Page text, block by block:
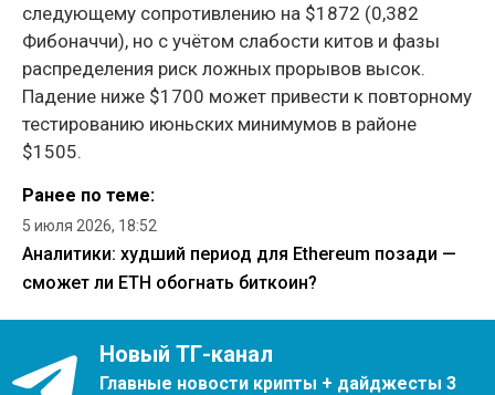
следующему сопротивлению на $1872 (0,382
Фибоначчи), но с учётом слабости китов и фазы
распределения риск ложных прорывов высок.
Падение ниже $1700 может привести к повторному
тестированию июньских минимумов в районе
$1505.
Ранее по теме:
5 июля 2026, 18:52
Аналитики: худший период для Ethereum позади —
сможет ли ETH обогнать биткоин?
Новый ТГ-канал
Главные новости крипты + дайджесты 3